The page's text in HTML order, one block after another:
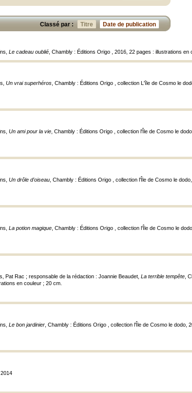
Classé par : Titre Date de publication
Le cadeau oublié , Chambly : Éditions Origo , 2016, 22 pages : illustrations en
Un vrai superhéros , Chambly : Éditions Origo , collection L'île de Cosmo le
Un ami pour la vie , Chambly : Éditions Origo , collection l'Île de Cosmo le
Un drôle d'oiseau , Chambly : Éditions Origo , collection l'Île de Cosmo le
La potion magique , Chambly : Éditions Origo , collection l'Île de Cosmo le
Pat Rac ; responsable de la rédaction : Joannie Beaudet, La terrible tempête ,
en couleur ; 20 cm.
Le bon jardinier , Chambly : Éditions Origo , collection l'Île de Cosmo le dodo,